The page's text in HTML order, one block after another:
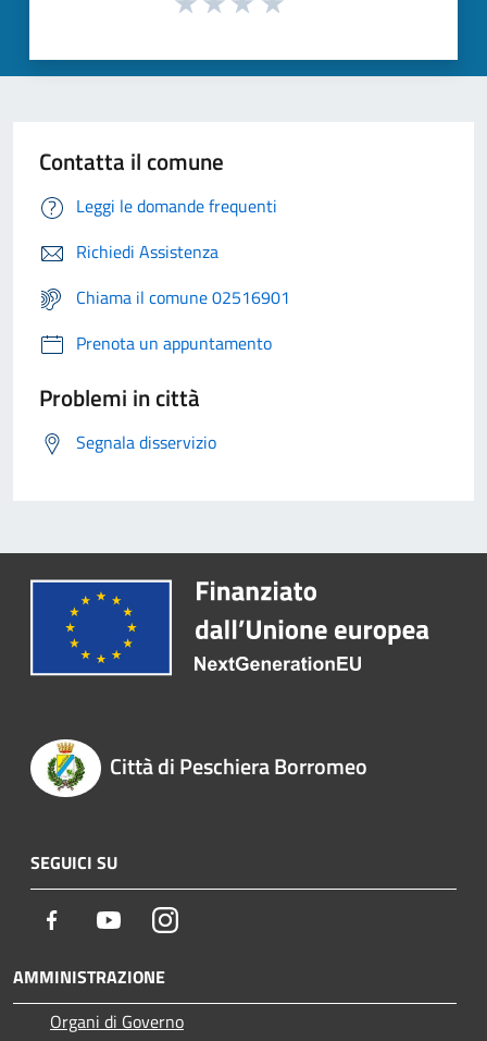
Contatta il comune
Leggi le domande frequenti
Richiedi Assistenza
Chiama il comune 02516901
Prenota un appuntamento
Problemi in città
Segnala disservizio
Città di Peschiera Borromeo
SEGUICI SU
Facebook YoutubeInstagram
AMMINISTRAZIONE
Organi di Governo